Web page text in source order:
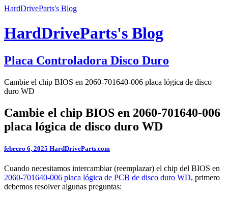
HardDriveParts's Blog
HardDriveParts's Blog
Placa Controladora Disco Duro
Cambie el chip BIOS en 2060-701640-006 placa lógica de disco
duro WD
Cambie el chip BIOS en 2060-701640-006
placa lógica de disco duro WD
febrero 6, 2025 HardDriveParts.com
Cuando necesitamos intercambiar (reemplazar) el chip del BIOS en
2060-701640-006 placa lógica de PCB de disco duro WD, primero
debemos resolver algunas preguntas: